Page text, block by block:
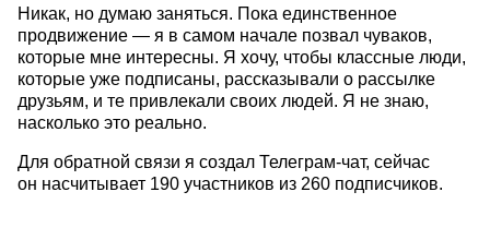
Никак, но думаю заняться. Пока единственное
продвижение — я в самом начале позвал чуваков,
которые мне интересны. Я хочу, чтобы классные люди,
которые уже подписаны, рассказывали о рассылке
друзьям, и те привлекали своих людей. Я не знаю,
насколько это реально.
Для обратной связи я создал Телеграм-чат, сейчас
он насчитывает 190 участников из 260 подписчиков.